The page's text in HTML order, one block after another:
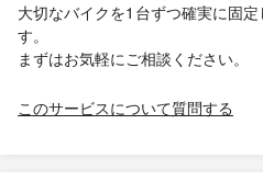
大切なバイクを1台ずつ確実に固
す。
まずはお気軽にご相談ください。
このサービスについて質問する